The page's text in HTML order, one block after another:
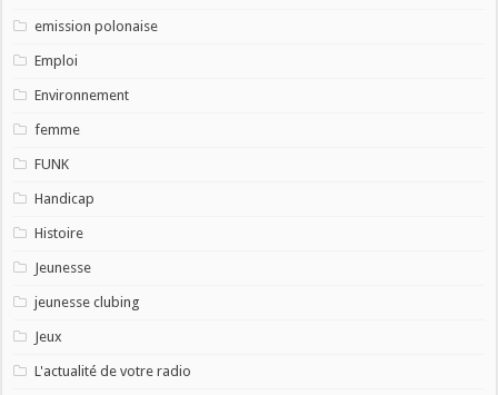
emission polonaise
Emploi
Environnement
femme
FUNK
Handicap
Histoire
Jeunesse
jeunesse clubing
Jeux
L'actualité de votre radio